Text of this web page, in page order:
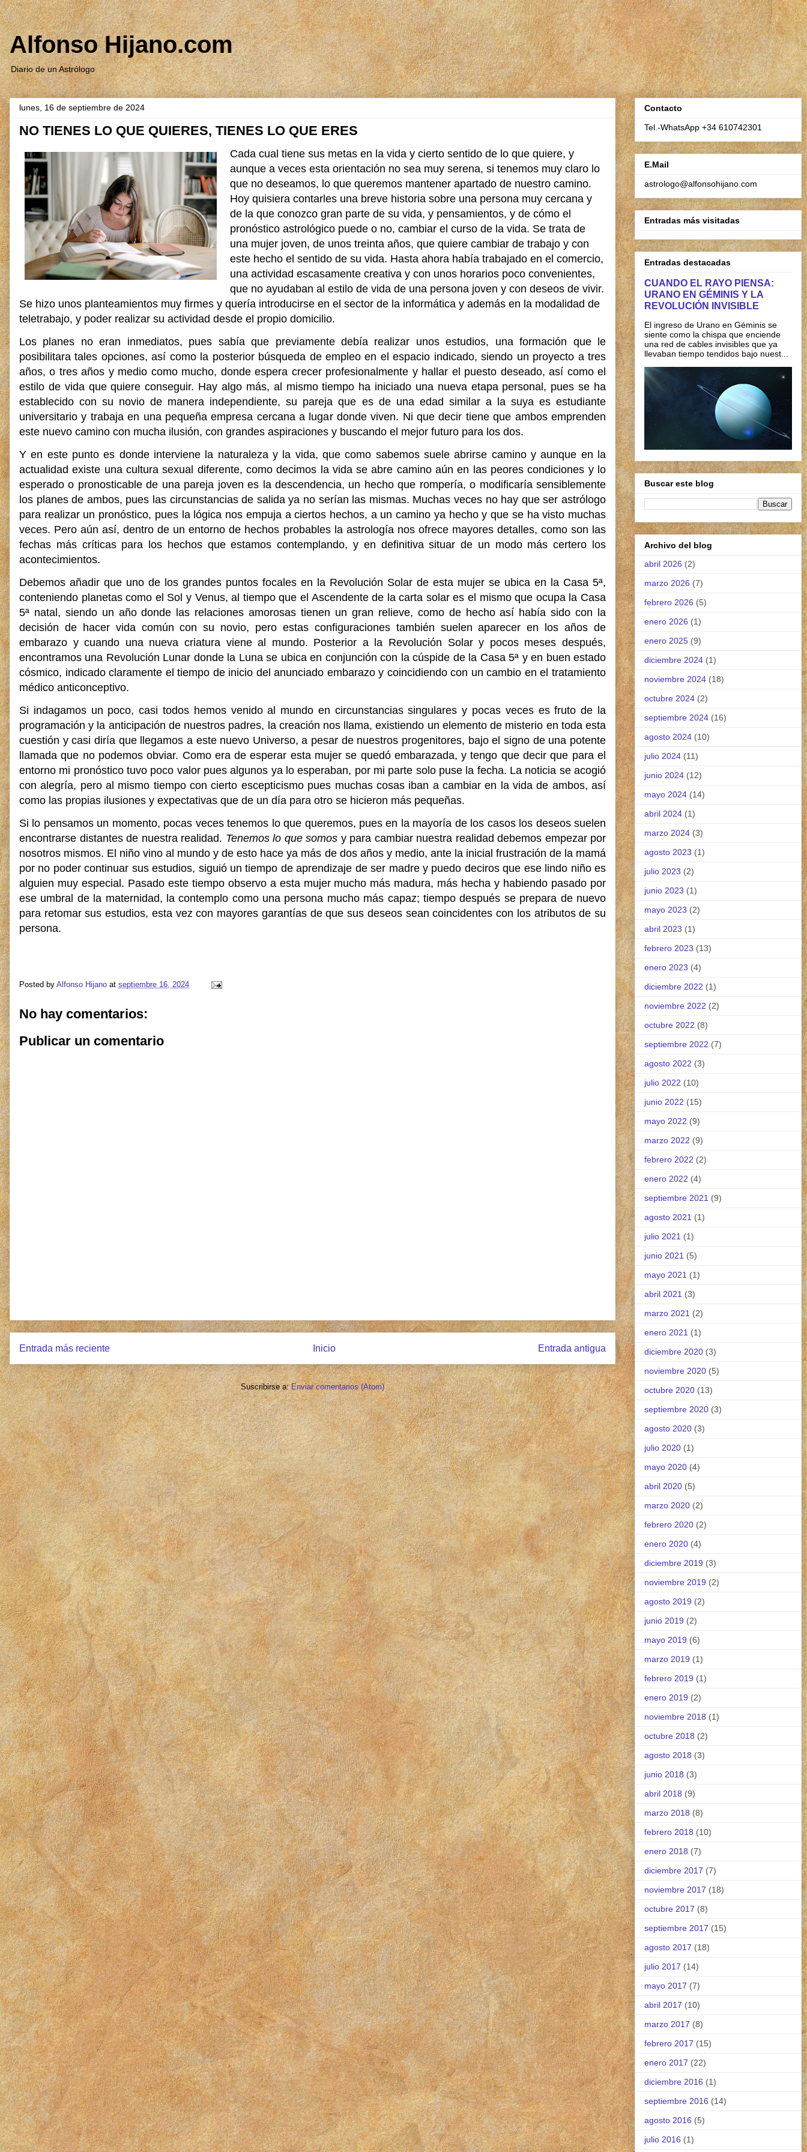
Alfonso Hijano.com
Diario de un Astrólogo
lunes, 16 de septiembre de 2024
NO TIENES LO QUE QUIERES, TIENES LO QUE ERES
Cada cual tiene sus metas en la vida y cierto sentido de lo que quiere, y
aunque a veces esta orientación no sea muy serena, si tenemos muy claro lo
que no deseamos, lo que queremos mantener apartado de nuestro camino.
Hoy quisiera contarles una breve historia sobre una persona muy cercana y
de la que conozco gran parte de su vida, y pensamientos, y de cómo el
pronóstico astrológico puede o no, cambiar el curso de la vida. Se trata de
una mujer joven, de unos treinta años, que quiere cambiar de trabajo y con
este hecho el sentido de su vida. Hasta ahora había trabajado en el comercio,
una actividad escasamente creativa y con unos horarios poco convenientes,
que no ayudaban al estilo de vida de una persona joven y con deseos de vivir.
Se hizo unos planteamientos muy firmes y quería introducirse en el sector de la informática y además en la modalidad de
teletrabajo, y poder realizar su actividad desde el propio domicilio.
Los planes no eran inmediatos, pues sabía que previamente debía realizar unos estudios, una formación que le
posibilitara tales opciones, así como la posterior búsqueda de empleo en el espacio indicado, siendo un proyecto a tres
años, o tres años y medio como mucho, donde espera crecer profesionalmente y hallar el puesto deseado, así como el
estilo de vida que quiere conseguir. Hay algo más, al mismo tiempo ha iniciado una nueva etapa personal, pues se ha
establecido con su novio de manera independiente, su pareja que es de una edad similar a la suya es estudiante
universitario y trabaja en una pequeña empresa cercana a lugar donde viven. Ni que decir tiene que ambos emprenden
este nuevo camino con mucha ilusión, con grandes aspiraciones y buscando el mejor futuro para los dos.
Y en este punto es donde interviene la naturaleza y la vida, que como sabemos suele abrirse camino y aunque en la
actualidad existe una cultura sexual diferente, como decimos la vida se abre camino aún en las peores condiciones y lo
esperado o pronosticable de una pareja joven es la descendencia, un hecho que rompería, o modificaría sensiblemente
los planes de ambos, pues las circunstancias de salida ya no serían las mismas. Muchas veces no hay que ser astrólogo
para realizar un pronóstico, pues la lógica nos empuja a ciertos hechos, a un camino ya hecho y que se ha visto muchas
veces. Pero aún así, dentro de un entorno de hechos probables la astrología nos ofrece mayores detalles, como son las
fechas más críticas para los hechos que estamos contemplando, y en definitiva situar de un modo más certero los
acontecimientos.
Debemos añadir que uno de los grandes puntos focales en la Revolución Solar de esta mujer se ubica en la Casa 5ª,
conteniendo planetas como el Sol y Venus, al tiempo que el Ascendente de la carta solar es el mismo que ocupa la Casa
5ª natal, siendo un año donde las relaciones amorosas tienen un gran relieve, como de hecho así había sido con la
decisión de hacer vida común con su novio, pero estas configuraciones también suelen aparecer en los años de
embarazo y cuando una nueva criatura viene al mundo. Posterior a la Revolución Solar y pocos meses después,
encontramos una Revolución Lunar donde la Luna se ubica en conjunción con la cúspide de la Casa 5ª y en buen estado
cósmico, indicado claramente el tiempo de inicio del anunciado embarazo y coincidiendo con un cambio en el tratamiento
médico anticonceptivo.
Si indagamos un poco, casi todos hemos venido al mundo en circunstancias singulares y pocas veces es fruto de la
programación y la anticipación de nuestros padres, la creación nos llama, existiendo un elemento de misterio en toda esta
cuestión y casi diría que llegamos a este nuevo Universo, a pesar de nuestros progenitores, bajo el signo de una potente
llamada que no podemos obviar. Como era de esperar esta mujer se quedó embarazada, y tengo que decir que para el
entorno mi pronóstico tuvo poco valor pues algunos ya lo esperaban, por mi parte solo puse la fecha. La noticia se acogió
con alegría, pero al mismo tiempo con cierto escepticismo pues muchas cosas iban a cambiar en la vida de ambos, así
como las propias ilusiones y expectativas que de un día para otro se hicieron más pequeñas.
Si lo pensamos un momento, pocas veces tenemos lo que queremos, pues en la mayoría de los casos los deseos suelen
encontrarse distantes de nuestra realidad. Tenemos lo que somos y para cambiar nuestra realidad debemos empezar por
nosotros mismos. El niño vino al mundo y de esto hace ya más de dos años y medio, ante la inicial frustración de la mamá
por no poder continuar sus estudios, siguió un tiempo de aprendizaje de ser madre y puedo deciros que ese lindo niño es
alguien muy especial. Pasado este tiempo observo a esta mujer mucho más madura, más hecha y habiendo pasado por
ese umbral de la maternidad, la contemplo como una persona mucho más capaz; tiempo después se prepara de nuevo
para retomar sus estudios, esta vez con mayores garantías de que sus deseos sean coincidentes con los atributos de su
persona.
Posted by Alfonso Hijano at septiembre 16, 2024
No hay comentarios:
Publicar un comentario
Entrada más reciente Entrada antigua
Inicio
Suscribirse a:Enviar comentarios (Atom)
Contacto
Tel.-WhatsApp +34 610742301
E.Mail
astrologo@alfonsohijano.com
Entradas más visitadas
Entradas destacadas
CUANDO EL RAYO PIENSA:
URANO EN GÉMINIS Y LA
REVOLUCIÓN INVISIBLE
El ingreso de Urano en Géminis se
siente como la chispa que enciende
una red de cables invisibles que ya
llevaban tiempo tendidos bajo nuest...
Buscar este blog
Archivo del blog
abril 2026 (2)
marzo 2026 (7)
febrero 2026 (5)
enero 2026 (1)
enero 2025 (9)
diciembre 2024 (1)
noviembre 2024 (18)
octubre 2024 (2)
septiembre 2024 (16)
agosto 2024 (10)
julio 2024 (11)
junio 2024 (12)
mayo 2024 (14)
abril 2024 (1)
marzo 2024 (3)
agosto 2023 (1)
julio 2023 (2)
junio 2023 (1)
mayo 2023 (2)
abril 2023 (1)
febrero 2023 (13)
enero 2023 (4)
diciembre 2022 (1)
noviembre 2022 (2)
octubre 2022 (8)
septiembre 2022 (7)
agosto 2022 (3)
julio 2022 (10)
junio 2022 (15)
mayo 2022 (9)
marzo 2022 (9)
febrero 2022 (2)
enero 2022 (4)
septiembre 2021 (9)
agosto 2021 (1)
julio 2021 (1)
junio 2021 (5)
mayo 2021 (1)
abril 2021 (3)
marzo 2021 (2)
enero 2021 (1)
diciembre 2020 (3)
noviembre 2020 (5)
octubre 2020 (13)
septiembre 2020 (3)
agosto 2020 (3)
julio 2020 (1)
mayo 2020 (4)
abril 2020 (5)
marzo 2020 (2)
febrero 2020 (2)
enero 2020 (4)
diciembre 2019 (3)
noviembre 2019 (2)
agosto 2019 (2)
junio 2019 (2)
mayo 2019 (6)
marzo 2019 (1)
febrero 2019 (1)
enero 2019 (2)
noviembre 2018 (1)
octubre 2018 (2)
agosto 2018 (3)
junio 2018 (3)
abril 2018 (9)
marzo 2018 (8)
febrero 2018 (10)
enero 2018 (7)
diciembre 2017 (7)
noviembre 2017 (18)
octubre 2017 (8)
septiembre 2017 (15)
agosto 2017 (18)
julio 2017 (14)
mayo 2017 (7)
abril 2017 (10)
marzo 2017 (8)
febrero 2017 (15)
enero 2017 (22)
diciembre 2016 (1)
septiembre 2016 (14)
agosto 2016 (5)
julio 2016 (1)